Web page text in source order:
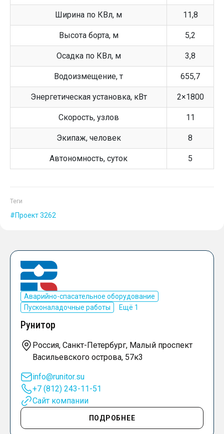
Ширина по КВл, м 11,8
Высота борта, м 5,2
Осадка по КВл, м 3,8
Водоизмещение, т 655,7
Энергетическая установка, кВт 2×1800
Скорость, узлов 11
Экипаж, человек 8
Автономность, суток 5
Теги
Проект 3262
Аварийно-спасательное оборудование
Пусконаладочные работы
Ещё 1
Рунитор
Россия, Санкт-Петербург, Малый проспект
Васильевского острова, 57к3
info@runitor.su
+7 (812) 243-11-51
Сайт компании
ПОДРОБНЕЕ